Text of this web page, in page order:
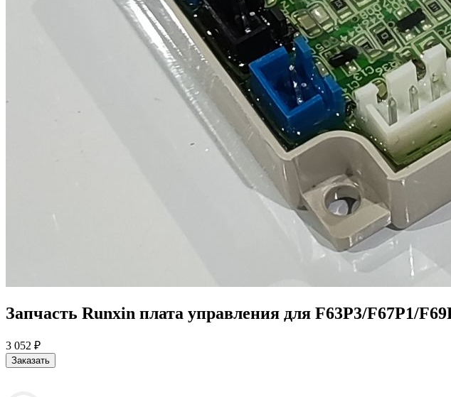
Запчасть Runxin плата управления для F63P3/F67P1/
3 052 ₽
Заказать